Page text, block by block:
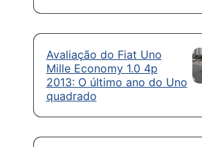
Avaliação do Fiat Uno
Mille Economy 1.0 4p
2013: O último ano do Uno
quadrado